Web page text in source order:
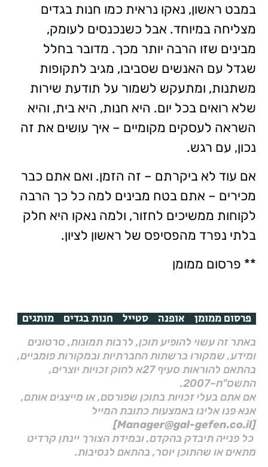
במבט ראשון, נאקו נראית כמו חנות בגדים
מצליחה במיוחד. אבל כשנכנסים לעומק,
מבינים שזו הרבה יותר מכך. מדובר בחלל
שגדל עם האנשים שסביבו, מגיב לתקופות
משתנות, ומתעקש לשמור על תודעת שירות
שלא רואים בכל יום. היא חנות, היא בית, והיא
השראה לעסקים מקומיים – איך עושים את זה
נכון, עם רגש.
אם עוד לא ביקרתם – זה הזמן. ואם אתם כבר
מכירים – אתם בטח מבינים למה כל כך הרבה
לקוחות ממשיכים לחזור, ולמה נאקו היא חלק
בלתי נפרד מהפסיפס של ראשון לציון.
** פרסום ממומן
פרסום ממומן אופנה סטייל חנות בגדים מותגים
באתר זה עשוי להופיע תוכן, לרבות תמונות, סרטונים
ומידע, שמקורו ברשתות החברתיות ובמקורות פומביים,
בהתאם להוראות סעיף 27א לחוק זכויות יוצרים,
התשס"ח–2007.
אם אתם בעלי זכויות בתוכן שפורסם, או מייצגים אותם,
אנא פנו אלינו באמצעות כתובת המייל
[Manager@gal-gefen.co.il]
כל פנייה תיבדק בהקדם, ובמידת הצורך יינתן קרדיט
מתאים או שהתוכן יוסר, בהתאם לנסיבות.